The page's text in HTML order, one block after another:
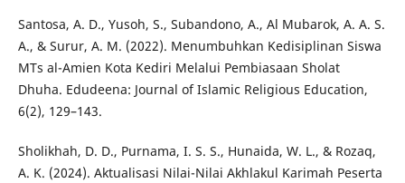
Santosa, A. D., Yusoh, S., Subandono, A., Al Mubarok, A. A. S.
A., & Surur, A. M. (2022). Menumbuhkan Kedisiplinan Siswa
MTs al-Amien Kota Kediri Melalui Pembiasaan Sholat
Dhuha. Edudeena: Journal of Islamic Religious Education,
6(2), 129–143.
Sholikhah, D. D., Purnama, I. S. S., Hunaida, W. L., & Rozaq,
A. K. (2024). Aktualisasi Nilai-Nilai Akhlakul Karimah Peserta